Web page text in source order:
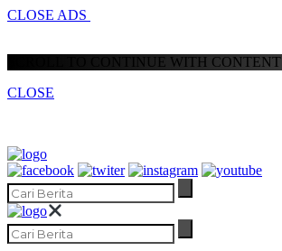
CLOSE ADS
SCROLL TO CONTINUE WITH CONTENT
CLOSE